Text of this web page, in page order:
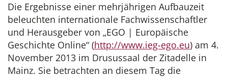
Stipendien- und Gästeprogramm
Publikationen des IEG
Die Ergebnisse einer mehrjährigen Aufbauzeit
beleuchten internationale Fachwissenschaftler
und Herausgeber von „EGO | Europäische
Geschichte Online“ (http://www.ieg-ego.eu) am 4.
November 2013 im Drusussaal der Zitadelle in
Mainz. Sie betrachten an diesem Tag die